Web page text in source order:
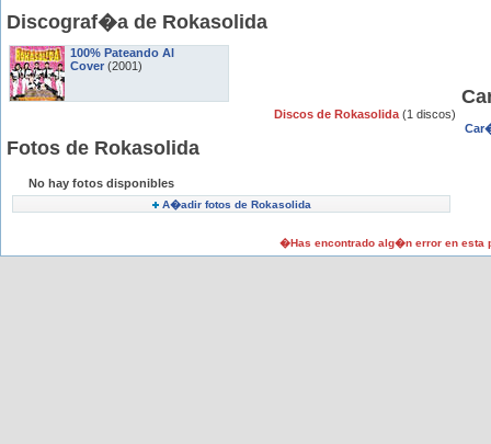
Discograf�a de Rokasolida
100% Pateando Al
Cover (2001)
Discos de Rokasolida (1 discos)
Fotos de Rokasolida
No hay fotos disponibles
A�adir fotos de Rokasolida
�Has encontrado alg�n error en esta